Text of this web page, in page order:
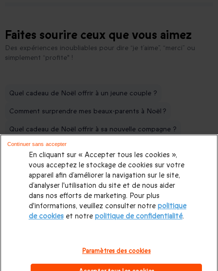
Faites sourire ceux que vous aimez
Des expériences inoubliables pour dire “je t’aime”, “merci” ou
simplement “profite" !
Quel cadeau de Noël offrir à un jeune couple ?
Comment surprendre mes beaux-parents à Noël ?
Quel cadeau de Noël offrir à sa nouvelle compagne ?
Quoi offrir à mes parents pour Noël ?
Quel cadeau de Noël de dernière minute offrir à un couple ?
Quel cadeau d'anniversaire offrir à mon mari ?
Quel cadeau d'anniversaire pour ma femme ?
Meilleures destinations en France pour un week-end insolite en
Échanges faciles
En cliquant sur « Accepter tous les cookies »,
vous acceptez le stockage de cookies sur votre
appareil afin d’améliorer la navigation sur le site,
d’analyser l'utilisation du site et de nous aider
dans nos efforts de marketing. Pour plus
d'informations, veuillez consulter notre politique
de cookieset notre politique de confidentialité.
Paramètres des cookies
Continuer sans accepter